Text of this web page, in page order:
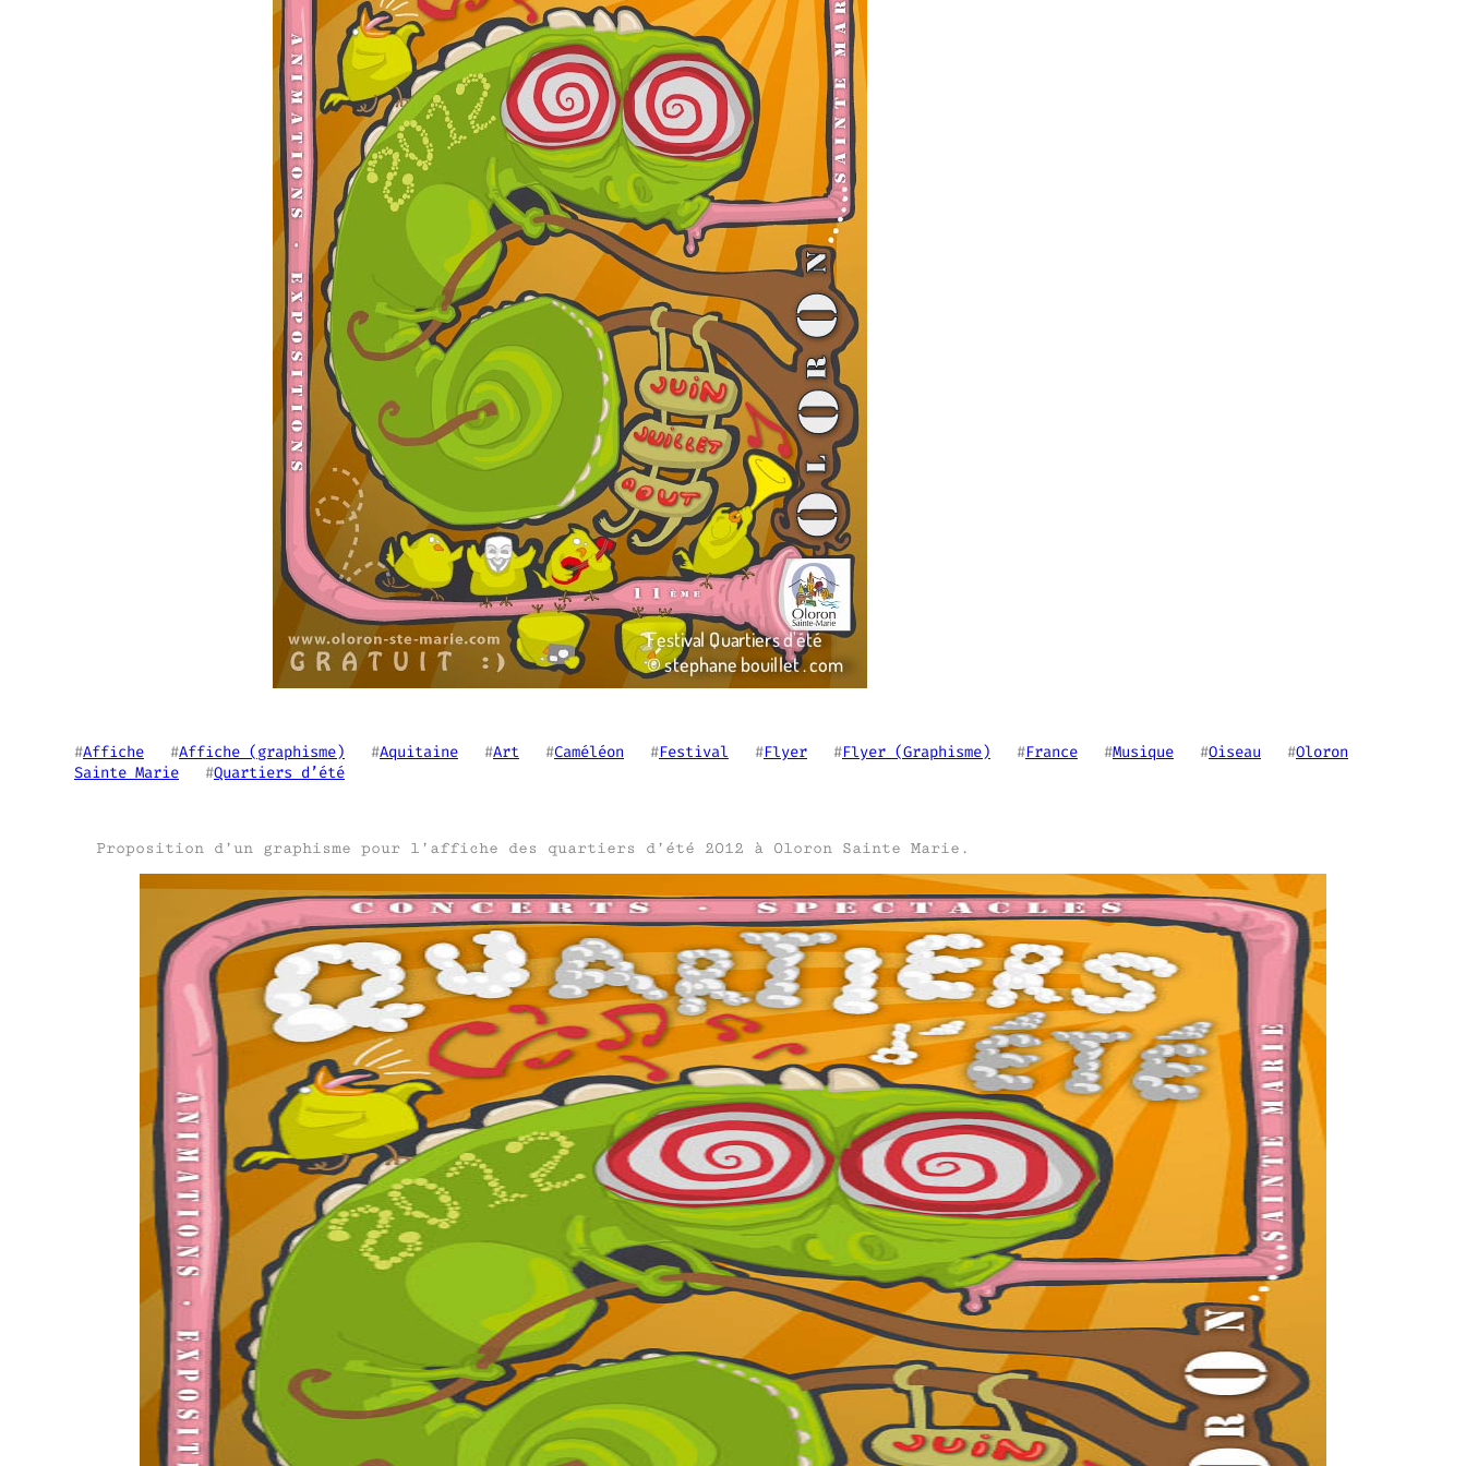
#Affiche
   #
Affiche (graphisme)
   #
Aquitaine
   #
Art
   #
Caméléon
   #
Festival
   #
Flyer
   #
Flyer (Graphisme)
   #
France
   #
Musique
   #
Oiseau
   #
Oloron
Sainte Marie
   #
Quartiers d’été
Proposition d’un graphisme pour l’affiche des quartiers d’été 2012 à Oloron Sainte Marie.